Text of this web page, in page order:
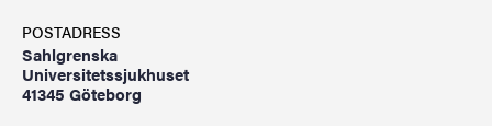
POSTADRESS
Sahlgrenska
Universitetssjukhuset
41345 Göteborg